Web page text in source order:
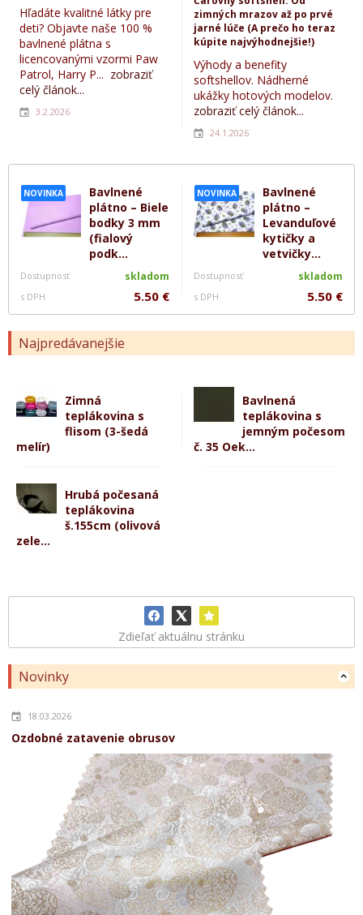
NOVINKA
Bavlnené
plátno – Biele
bodky 3 mm
(fialový
podk...
Dostupnosť skladom
s DPH 5.50 €
NOVINKA
Bavlnené
plátno –
Levanduľové
kytičky a
vetvičky...
Dostupnosť skladom
s DPH 5.50 €
Najpredávanejšie
Zimná
teplákovina s
flisom (3-šedá
melír)
Bavlnená
teplákovina s
jemným počesom
č. 35 Oek...
Hrubá počesaná
teplákovina
š.155cm (olivová
zele...
Zdieľať aktuálnu stránku
Novinky
18.03.2026
Ozdobné zatavenie obrusov
Hľadáte kvalitné látky pre
deti? Objavte naše 100 %
bavlnené plátna s
licencovanými vzormi Paw
Patrol, Harry P... zobraziť
celý článok...
3.2.2026
zimných mrazov až po prvé
jarné lúče (A prečo ho teraz
kúpite najvýhodnejšie!)
Výhody a benefity
softshellov. Nádherné
ukážky hotových modelov.
zobraziť celý článok...
24.1.2026